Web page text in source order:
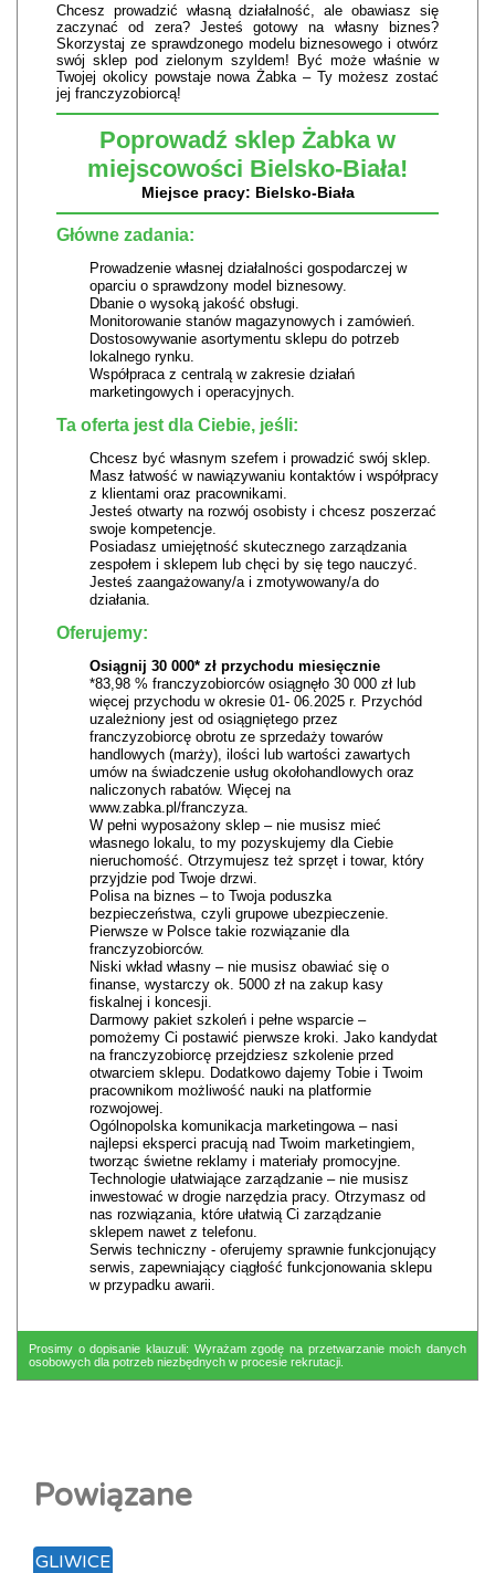
Chcesz prowadzić własną działalność, ale obawiasz się
zaczynać od zera? Jesteś gotowy na własny biznes?
Skorzystaj ze sprawdzonego modelu biznesowego i otwórz
swój sklep pod zielonym szyldem! Być może właśnie w
Twojej okolicy powstaje nowa Żabka – Ty możesz zostać
jej franczyzobiorcą!
Poprowadź sklep Żabka w
miejscowości Bielsko-Biała!
Miejsce pracy: Bielsko-Biała
Główne zadania:
Prowadzenie własnej działalności gospodarczej w
oparciu o sprawdzony model biznesowy.
Dbanie o wysoką jakość obsługi.
Monitorowanie stanów magazynowych i zamówień.
Dostosowywanie asortymentu sklepu do potrzeb
lokalnego rynku.
Współpraca z centralą w zakresie działań
marketingowych i operacyjnych.
Ta oferta jest dla Ciebie, jeśli:
Chcesz być własnym szefem i prowadzić swój sklep.
Masz łatwość w nawiązywaniu kontaktów i współpracy
z klientami oraz pracownikami.
Jesteś otwarty na rozwój osobisty i chcesz poszerzać
swoje kompetencje.
Posiadasz umiejętność skutecznego zarządzania
zespołem i sklepem lub chęci by się tego nauczyć.
Jesteś zaangażowany/a i zmotywowany/a do
działania.
Oferujemy:
Osiągnij 30 000* zł przychodu miesięcznie
*83,98 % franczyzobiorców osiągnęło 30 000 zł lub
więcej przychodu w okresie 01- 06.2025 r. Przychód
uzależniony jest od osiągniętego przez
franczyzobiorcę obrotu ze sprzedaży towarów
handlowych (marży), ilości lub wartości zawartych
umów na świadczenie usług okołohandlowych oraz
naliczonych rabatów. Więcej na
www.zabka.pl/franczyza.
W pełni wyposażony sklep – nie musisz mieć
własnego lokalu, to my pozyskujemy dla Ciebie
nieruchomość. Otrzymujesz też sprzęt i towar, który
przyjdzie pod Twoje drzwi.
Polisa na biznes – to Twoja poduszka
bezpieczeństwa, czyli grupowe ubezpieczenie.
Pierwsze w Polsce takie rozwiązanie dla
franczyzobiorców.
Niski wkład własny – nie musisz obawiać się o
finanse, wystarczy ok. 5000 zł na zakup kasy
fiskalnej i koncesji.
Darmowy pakiet szkoleń i pełne wsparcie –
pomożemy Ci postawić pierwsze kroki. Jako kandydat
na franczyzobiorcę przejdziesz szkolenie przed
otwarciem sklepu. Dodatkowo dajemy Tobie i Twoim
pracownikom możliwość nauki na platformie
rozwojowej.
Ogólnopolska komunikacja marketingowa – nasi
najlepsi eksperci pracują nad Twoim marketingiem,
tworząc świetne reklamy i materiały promocyjne.
Technologie ułatwiające zarządzanie – nie musisz
inwestować w drogie narzędzia pracy. Otrzymasz od
nas rozwiązania, które ułatwią Ci zarządzanie
sklepem nawet z telefonu.
Serwis techniczny - oferujemy sprawnie funkcjonujący
serwis, zapewniający ciągłość funkcjonowania sklepu
w przypadku awarii.
Prosimy o dopisanie klauzuli: Wyrażam zgodę na przetwarzanie moich danych
osobowych dla potrzeb niezbędnych w procesie rekrutacji.
Powiązane
GLIWICE